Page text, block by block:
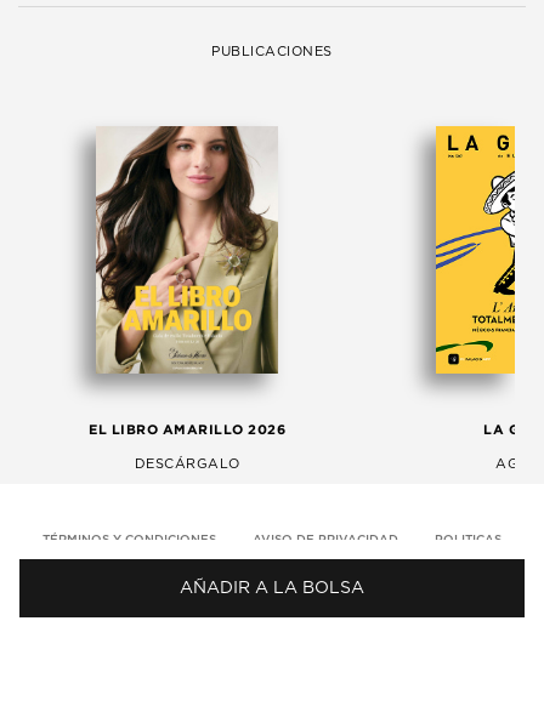
AÑADIR A LA BOLSA
PUBLICACIONES
EL LIBRO AMARILLO 2026
DESCÁRGALO
LA
TÉRMINOS Y CONDICIONES AVISO DE PRIVACIDAD POLITICAS